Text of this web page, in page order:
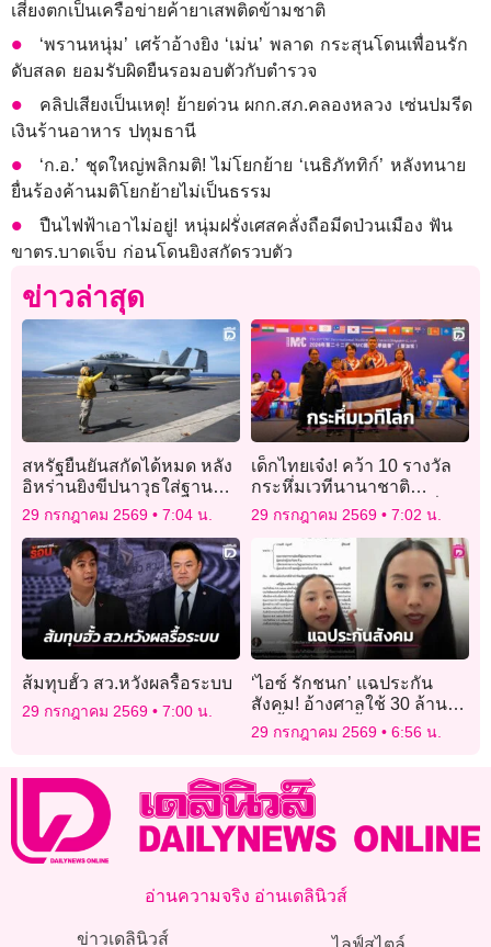
เสี่ยงตกเป็นเครือข่ายค้ายาเสพติดข้ามชาติ
‘พรานหนุ่ม’ เศร้าอ้างยิง ‘เม่น’ พลาด กระสุนโดนเพื่อนรัก
ดับสลด ยอมรับผิดยืนรอมอบตัวกับตำรวจ
คลิปเสียงเป็นเหตุ! ย้ายด่วน ผกก.สภ.คลองหลวง เซ่นปมรีด
เงินร้านอาหาร ปทุมธานี
‘ก.อ.’ ชุดใหญ่พลิกมติ! ไม่โยกย้าย ‘เนธิภัททิก์’ หลังทนาย
ยื่นร้องค้านมติโยกย้ายไม่เป็นธรรม
ปืนไฟฟ้าเอาไม่อยู่! หนุ่มฝรั่งเศสคลั่งถือมีดป่วนเมือง ฟัน
ขาตร.บาดเจ็บ ก่อนโดนยิงสกัดรวบตัว
ข่าวล่าสุด
สหรัฐยืนยันสกัดได้หมด หลัง
อิหร่านยิงขีปนาวุธใส่ฐานทัพ
ในจอร์แดน
29 กรกฎาคม 2569 7:04 น.
เด็กไทยเจ๋ง! คว้า 10 รางวัล
กระหึ่มเวทีนานาชาติ
คณิตศาสตร์ IMC 2026 ที่
สิงคโปร์
29 กรกฎาคม 2569 7:02 น.
ส้มทุบฮั้ว สว.หวังผลรื้อระบบ
29 กรกฎาคม 2569 7:00 น.
‘ไอซ์ รักชนก’ แฉประกัน
สังคม! อ้างศาลใช้ 30 ล้าน
แต่ตั้งงบเลือกตั้งบอร์ดจริง
275 ล้าน
29 กรกฎาคม 2569 6:56 น.
อ่านความจริง อ่านเดลินิวส์
ข่าวเดลินิวส์